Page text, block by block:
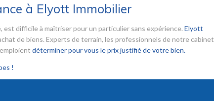
à Elyott Immobilier
est difficile à maîtriser pour un particulier sans expérience. Elyott
de biens. Experts de terrain, les professionnels de notre cabinet
déterminer pour vous le prix justifié de votre bien.
!